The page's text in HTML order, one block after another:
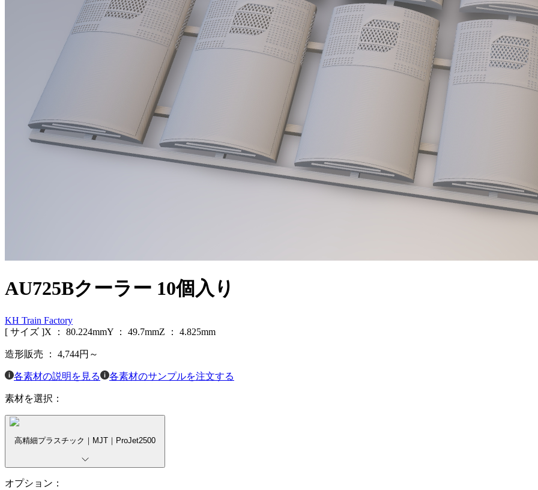
AU725Bクーラー 10個入り
KH Train Factory
[ サイズ ]X ： 80.224mmY ： 49.7mmZ ： 4.825mm
造形販売 ： 4,744円～
各素材の説明を見る 各素材のサンプルを注文する
素材を選択：
高精細プラスチック｜MJT｜ProJet2500
オプション：